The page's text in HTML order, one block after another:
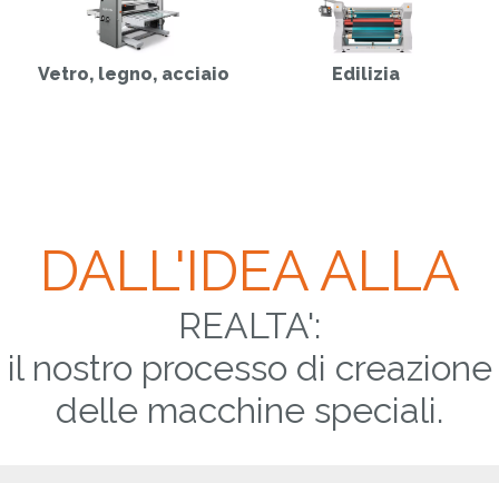
Vetro, legno, acciaio Edilizia
DALL'IDEA ALLA
REALTA':
il nostro processo di creazione
delle macchine speciali.